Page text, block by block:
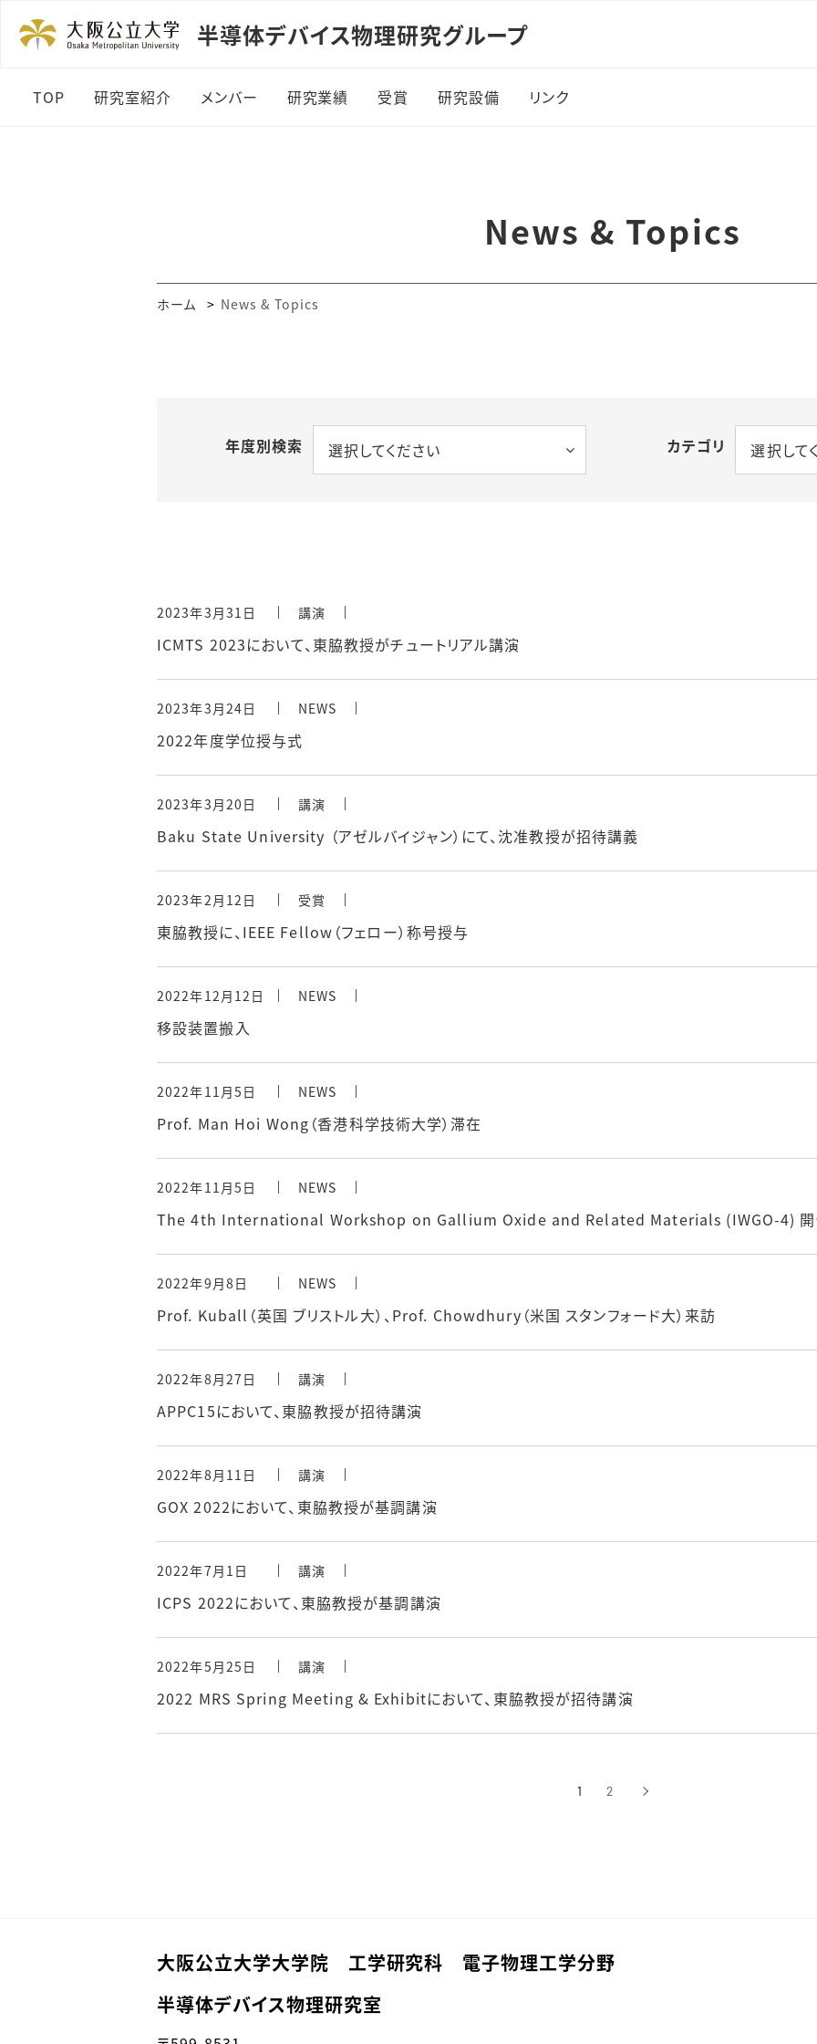
半導体デバイス物理研究グループ
TOP 研究室紹介 メンバー 研究業績 受賞 研究設備 リンク
News & Topics
ホーム News & Topics
年度別検索 選択してください カテゴリ 選択して
2023年3月31日 講演
ICMTS 2023において、東脇教授がチュートリアル講演
2023年3月24日 NEWS
2022年度学位授与式
2023年3月20日 講演
Baku State University （アゼルバイジャン）にて、沈准教授が招待講義
2023年2月12日 受賞
東脇教授に、IEEE Fellow（フェロー）称号授与
2022年12月12日 NEWS
移設装置搬入
2022年11月5日 NEWS
Prof. Man Hoi Wong（香港科学技術大学）滞在
2022年11月5日 NEWS
The 4th International Workshop on Gallium Oxide and Related Materials (IWGO-4)
2022年9月8日 NEWS
Prof. Kuball（英国 ブリストル大）、Prof. Chowdhury（米国 スタンフォード大）来訪
2022年8月27日 講演
APPC15において、東脇教授が招待講演
2022年8月11日 講演
GOX 2022において、東脇教授が基調講演
2022年7月1日 講演
ICPS 2022において、東脇教授が基調講演
2022年5月25日 講演
2022 MRS Spring Meeting & Exhibitにおいて、東脇教授が招待講演
1 2 ›次へ
大阪公立大学大学院 工学研究科 電子物理工学分野
半導体デバイス物理研究室